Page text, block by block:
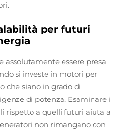
per futuri
assolutamente essere presa
si investe in motori per
che siano in grado di
di potenza. Esaminare i
rispetto a quelli futuri aiuta a
non rimangano con